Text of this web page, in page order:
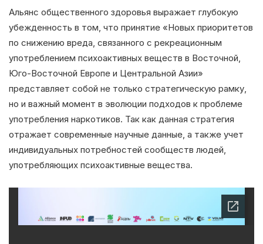
Альянс общественного здоровья выражает глубокую
убежденность в том, что принятие «Новых приоритетов
по снижению вреда, связанного с рекреационным
употреблением психоактивных веществ в Восточной,
Юго-Восточной Европе и Центральной Азии»
представляет собой не только стратегическую рамку,
но и важный момент в эволюции подходов к проблеме
употребления наркотиков. Так как данная стратегия
отражает современные научные данные, а также учет
индивидуальных потребностей сообществ людей,
употребляющих психоактивные вещества.